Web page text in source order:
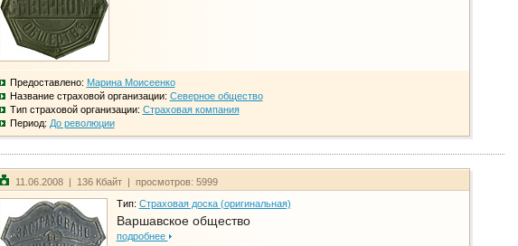
Предоставлено: Марина Моисеенко
Название страховой организации: Северное общество
Тип страховой организации: Страховая компания
Период: До революции
11.06.2008 | 136 Кбайт | просмотров: 5999
Тип: Страховая доска (оригинальная)
Варшавское общество
подробнее